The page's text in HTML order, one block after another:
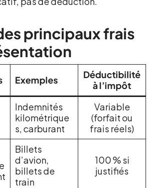
principaux frais
Exemples
Déductibilité
à l’impôt
Indemnités
kilométrique
s, carburant
Variable
(forfait ou
frais réels)
Billets
d’avion,
billets de
train
100 % si
justifiés